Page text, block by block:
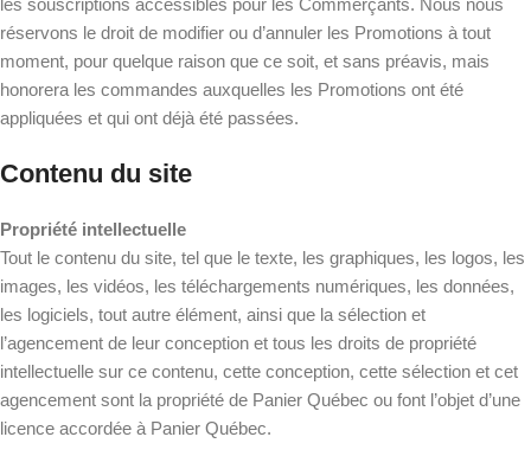
les souscriptions accessibles pour les Commerçants. Nous nous
réservons le droit de modifier ou d’annuler les Promotions à tout
moment, pour quelque raison que ce soit, et sans préavis, mais
honorera les commandes auxquelles les Promotions ont été
appliquées et qui ont déjà été passées.
Contenu du site
Propriété intellectuelle
Tout le contenu du site, tel que le texte, les graphiques, les logos, les
images, les vidéos, les téléchargements numériques, les données,
les logiciels, tout autre élément, ainsi que la sélection et
l’agencement de leur conception et tous les droits de propriété
intellectuelle sur ce contenu, cette conception, cette sélection et cet
agencement sont la propriété de Panier Québec ou font l’objet d’une
licence accordée à Panier Québec.